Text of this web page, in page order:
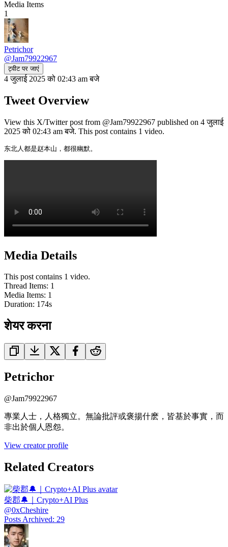
Media Items
1
Petrichor
@Jam79922967
ट्वीट पर जाएं
4 जुलाई 2025 को 02:43 am बजे
Tweet Overview
View this X/Twitter post from @Jam79922967 published on 4 जुलाई
2025 को 02:43 am बजे. This post contains 1 video.
东北人都是赵本山，都很幽默。
Media Details
This post contains 1 video.
Thread Items: 1
Media Items: 1
Duration: 174s
शेयर करना
Petrichor
@Jam79922967
專業人士，人格獨立。無論批評或褒揚什麽，皆基於事實，而
非出於個人恩怨。
View creator profile
Related Creators
柴郡🔔｜Crypto+AI Plus
@0xCheshire
Posts Archived: 29